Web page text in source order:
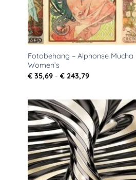
Fotobehang – Alphonse Mucha
Women’s
€ 35,69 - € 243,79Prijsklasse:
Toevoegen
aan
verlanglijst